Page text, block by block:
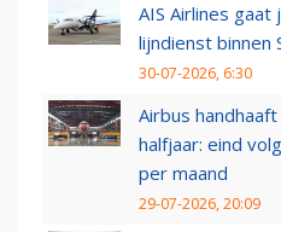
AIS Airlines
lijndienst binnen
30-07-2026, 6:30
Airbus
halfjaar: eind
per maand
29-07-2026, 20:09